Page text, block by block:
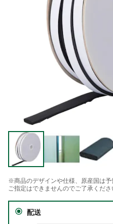
※商品のデザインや仕様、原産国は予
ご指定はできませんのでご了承くださ
配送